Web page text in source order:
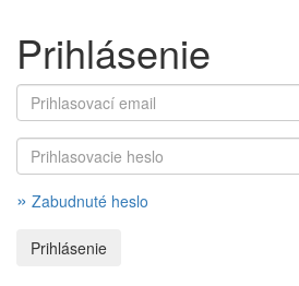
Prihlásenie
» Zabudnuté heslo